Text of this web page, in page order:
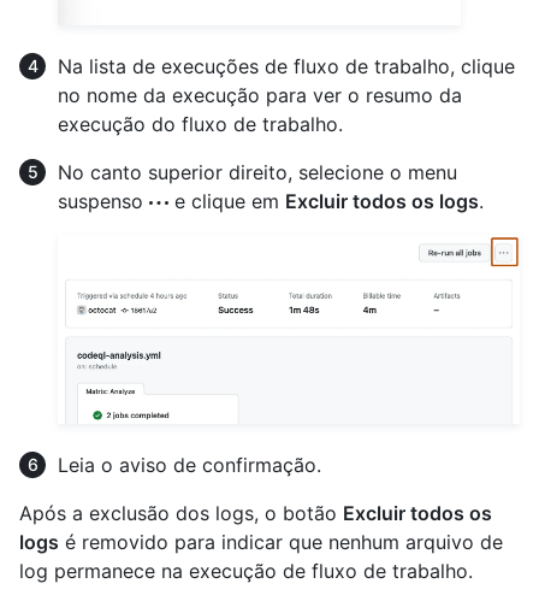
Na lista de execuções de fluxo de trabalho, clique
no nome da execução para ver o resumo da
execução do fluxo de trabalho.
No canto superior direito, selecione o menu
suspenso
e clique em Excluir todos os logs.
Leia o aviso de confirmação.
Após a exclusão dos logs, o botão Excluir todos os
logs é removido para indicar que nenhum arquivo de
log permanece na execução de fluxo de trabalho.